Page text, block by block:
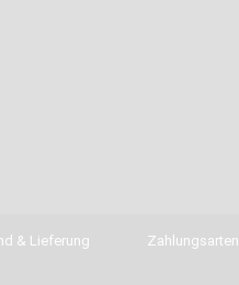
& Lieferung Zahlungsarten